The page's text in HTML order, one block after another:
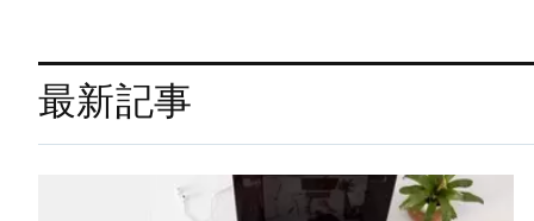
最新記事